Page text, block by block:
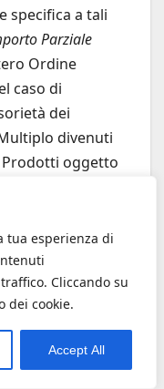
tua esperienza di
Cliccando su
dei cookie.
Accept All
specifica a tali
Parziale
Ordine
caso di
dei
divenuti
oggetto